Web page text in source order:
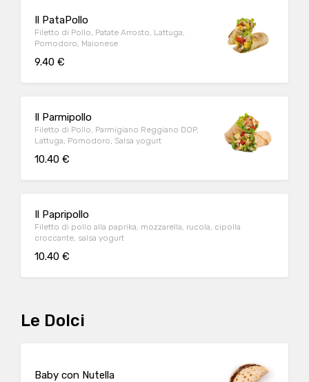
Il PataPollo
Filetto di Pollo, Patate Arrosto, Lattuga,
Pomodoro, Maionese
9.40 €
Il Parmipollo
Filetto di Pollo, Parmigiano Reggiano DOP,
Lattuga, Pomodoro, Salsa yogurt
10.40 €
Il Papripollo
Filetto di pollo alla paprika, mozzarella, rucola, cipolla
croccante, salsa yogurt
10.40 €
Le Dolci
Baby con Nutella